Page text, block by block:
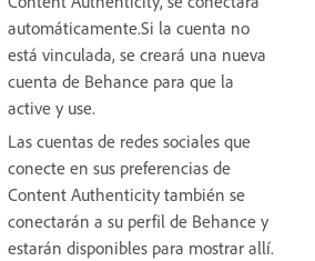
automáticamente.Si la cuenta no
está vinculada, se creará una nueva
cuenta de Behance para que la
active y use.
Las cuentas de redes sociales que
conecte en sus preferencias de
Content Authenticity también se
conectarán a su perfil de Behance y
estarán disponibles para mostrar allí.